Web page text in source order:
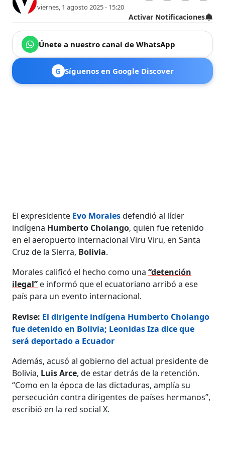
viernes, 1 agosto 2025 - 15:20
Activar Notificaciones
Únete a nuestro canal de WhatsApp
G Síguenos en Google Discover
El expresidente Evo Moralesdefendió al líder
indígena Humberto Cholango, quien fue retenido
en el aeropuerto internacional Viru Viru, en Santa
Cruz de la Sierra, Bolivia.
Morales calificó el hecho como una“detención
ilegal” e informó que el ecuatoriano arribó a ese
país para un evento internacional.
Revise: El dirigente indígena Humberto Cholango
fue detenido en Bolivia; Leonidas Iza dice que
será deportado a Ecuador
Además, acusó al gobierno del actual presidente de
Bolivia, Luis Arce, de estar detrás de la retención.
“Como en la época de las dictaduras, amplía su
persecución contra dirigentes de países hermanos”,
escribió en la red social X.